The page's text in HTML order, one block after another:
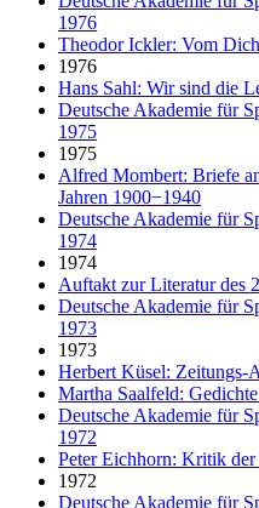
1976
Theodor Ickler: Vom
1976
Hans Sahl: Wir sind die
Deutsche Akademie für
1975
1975
Alfred Mombert: Briefe
Jahren 1900−1940
Deutsche Akademie für
1974
1974
Auftakt zur Literatur des
Deutsche Akademie für
1973
1973
Herbert Küsel: Zeitungs-
Martha Saalfeld:
Deutsche Akademie für
1972
Peter Eichhorn: Kritik
1972
Deutsche Akademie für